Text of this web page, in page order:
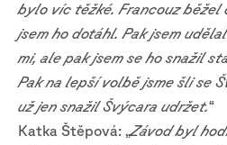
bylo víc těžké. Francouz
jsem ho dotáhl. Pak jsem
mi, ale pak jsem se ho snažil
Pak na lepší volbě jsme šli se
už jen snažil Švýcara udržet.“
Katka Štěpová: „Závod byl